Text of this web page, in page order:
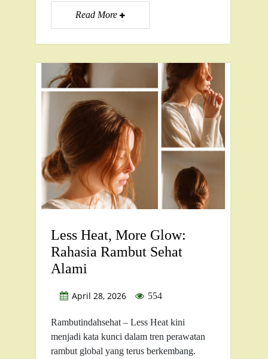
Read More
Less Heat, More Glow:
Rahasia Rambut Sehat
Alami
April 28, 2026 554
Rambutindahsehat – Less Heat kini
menjadi kata kunci dalam tren perawatan
rambut global yang terus berkembang.